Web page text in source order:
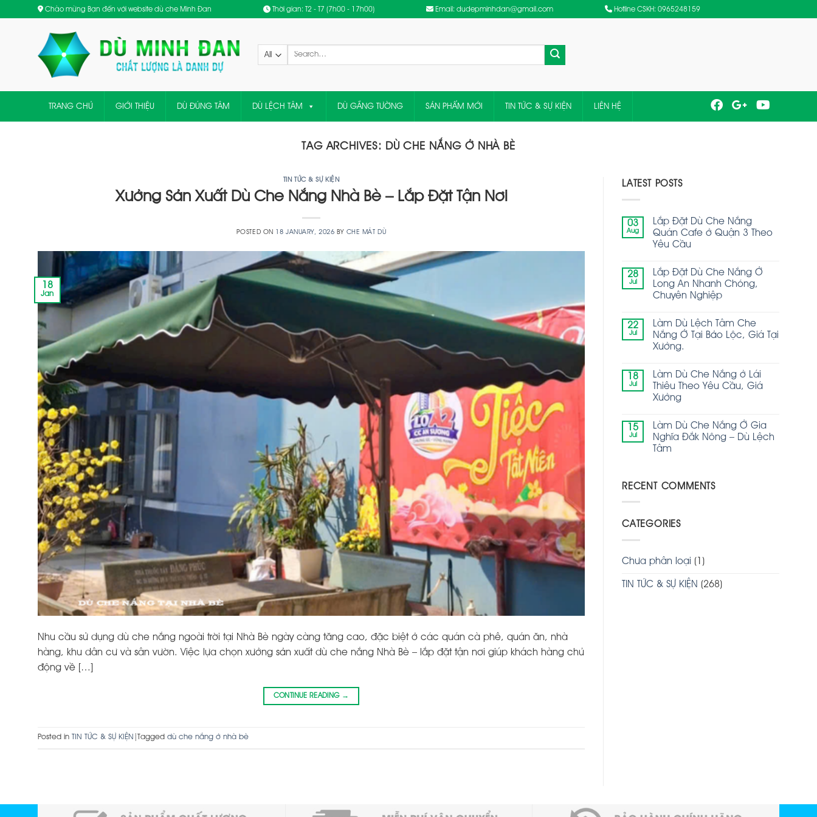
Chào mừng Bạn đến với website dù che Minh Đan Thời gian: T2 - T7 (7h00 - 17h00) Email: dudepminhdan@gmail.com Hotline CSKH: 0965248159
Search
TRANG CHỦ GIỚI THIỆU DÙ ĐÚNG TÂM DÙ LỆCH TÂM DÙ GẮNG TƯỜNG SẢN PHẨM MỚI TIN TỨC & SỰ KIỆN LIÊN HỆ
TAG ARCHIVES: DÙ CHE NẮNG Ở NHÀ BÈ
TIN TỨC & SỰ KIỆN
Xưởng Sản Xuất Dù Che Nắng Nhà Bè – Lắp Đặt Tận Nơi
POSTED ON 18 JANUARY, 2026 BY CHE MÁT DÙ
18
Jan
Nhu cầu sử dụng dù che nắng ngoài trời tại Nhà Bè ngày càng tăng cao, đặc biệt ở các quán cà phê, quán ăn, nhà
hàng, khu dân cư và sân vườn. Việc lựa chọn xưởng sản xuất dù che nắng Nhà Bè – lắp đặt tận nơi giúp khách hàng chủ
động về […]
CONTINUE READING →
Posted in TIN TỨC & SỰ KIỆN Tagged dù che nắng ở nhà bè
LATEST POSTS
03
Aug
Lắp Đặt Dù Che Nắng
Quán Cafe ở Quận 3 Theo
Yêu Cầu
28
Jul
Lắp Đặt Dù Che Nắng Ở
Long An Nhanh Chóng,
Chuyên Nghiệp
22
Jul
Làm Dù Lệch Tâm Che
Nắng Ở Tại Bảo Lộc, Giá Tại
Xưởng.
18
Jul
Làm Dù Che Nắng ở Lái
Thiêu Theo Yêu Cầu, Giá
Xưởng
15
Jul
Làm Dù Che Nắng Ở Gia
Nghĩa Đắk Nông – Dù Lệch
Tâm
RECENT COMMENTS
CATEGORIES
Chưa phân loại (1)
TIN TỨC & SỰ KIỆN (268)